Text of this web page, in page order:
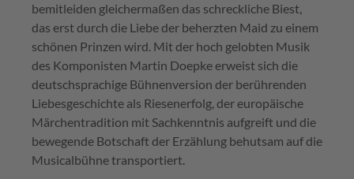
bemitleiden gleichermaßen das schreckliche Biest,
das erst durch die Liebe der beherzten Maid zu einem
schönen Prinzen wird. Mit der hoch gelobten Musik
des Komponisten Martin Doepke erweist sich die
deutschsprachige Bühnenversion der berührenden
Liebesgeschichte als Riesenerfolg, der europäische
Märchentradition mit Sachkenntnis aufgreift und die
bewegende Botschaft der Erzählung behutsam auf die
Musicalbühne transportiert.